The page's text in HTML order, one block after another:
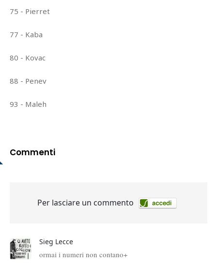
75 - Pierret
77 - Kaba
80 - Kovac
88 - Penev
93 - Maleh
Commenti